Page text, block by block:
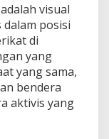
visual
posisi
di
yang
yang sama,
bendera
aktivis yang